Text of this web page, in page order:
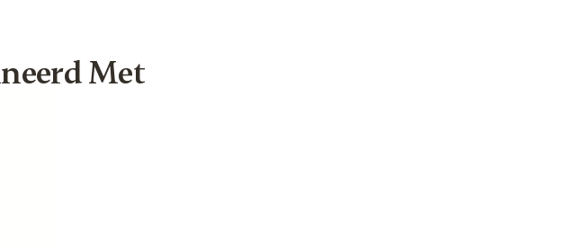
Met